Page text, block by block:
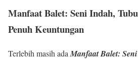
Manfaat Balet: Seni Indah,
Penuh Keuntungan
Terlebih masih adaManfaat Balet: